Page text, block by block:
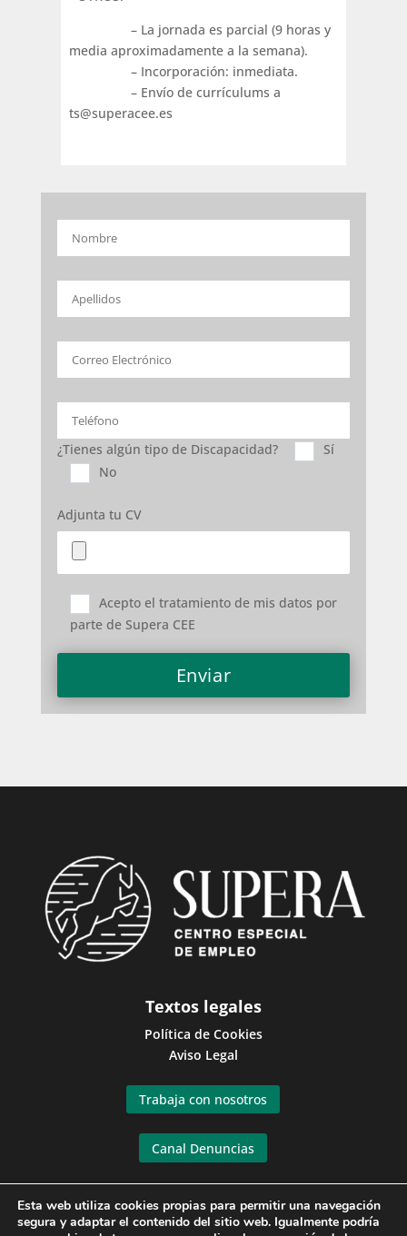
– La jornada es parcial (9 horas y
media aproximadamente a la semana).
– Incorporación: inmediata.
– Envío de currículums a
ts@superacee.es
¿Tienes algún tipo de Discapacidad?
Sí
No
Adjunta tu CV
Acepto el tratamiento de mis datos por
parte de Supera CEE
Textos legales
Política de Cookies
Aviso Legal
Trabaja con nosotros
Canal Denuncias
Contacto
Avenida del Aeropuerto, 40. 14004, Córdoba
Esta web utiliza cookies propias para permitir una navegación
segura y adaptar el contenido del sitio web. Igualmente podría